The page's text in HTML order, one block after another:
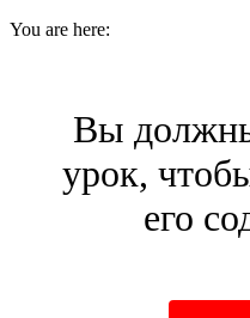
You are here:
Вы
урок,
его